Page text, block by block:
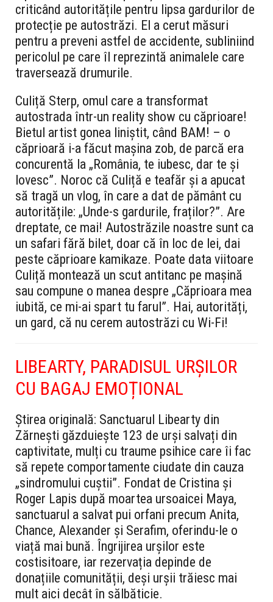
criticând autoritățile pentru lipsa gardurilor de
protecție pe autostrăzi. El a cerut măsuri
pentru a preveni astfel de accidente, subliniind
pericolul pe care îl reprezintă animalele care
traversează drumurile.
Culiță Sterp, omul care a transformat
autostrada într-un reality show cu căprioare!
Bietul artist gonea liniștit, când BAM! – o
căprioară i-a făcut mașina zob, de parcă era
concurentă la „România, te iubesc, dar te și
lovesc”. Noroc că Culiță e teafăr și a apucat
să tragă un vlog, în care a dat de pământ cu
autoritățile: „Unde-s gardurile, fraților?”. Are
dreptate, ce mai! Autostrăzile noastre sunt ca
un safari fără bilet, doar că în loc de lei, dai
peste căprioare kamikaze. Poate data viitoare
Culiță montează un scut antitanc pe mașină
sau compune o manea despre „Căprioara mea
iubită, ce mi-ai spart tu farul”. Hai, autorități,
un gard, că nu cerem autostrăzi cu Wi-Fi!
LIBEARTY, PARADISUL URȘILOR
CU BAGAJ EMOȚIONAL
Știrea originală: Sanctuarul Libearty din
Zărnești găzduiește 123 de urși salvați din
captivitate, mulți cu traume psihice care îi fac
să repete comportamente ciudate din cauza
„sindromului cuștii”. Fondat de Cristina și
Roger Lapis după moartea ursoaicei Maya,
sanctuarul a salvat pui orfani precum Anita,
Chance, Alexander și Serafim, oferindu-le o
viață mai bună. Îngrijirea urșilor este
costisitoare, iar rezervația depinde de
donațiile comunității, deși urșii trăiesc mai
mult aici decât în sălbăticie.